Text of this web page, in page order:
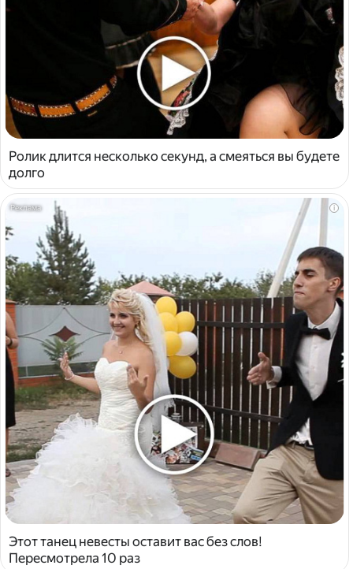
Ролик длится несколько секунд, а смеяться вы будете
долго
i
Этот танец невесты оставит вас без слов!
Пересмотрела 10 раз